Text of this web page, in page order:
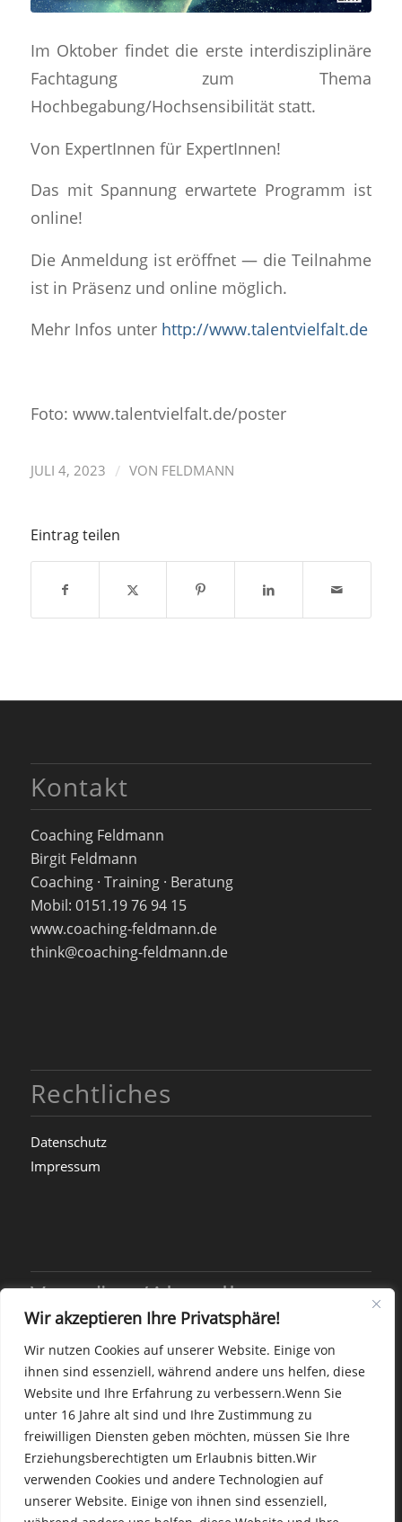
Wir akzeptieren Ihre Privatsphäre!
Wir nutzen Cookies auf unserer Website. Einige von
ihnen sind essenziell, während andere uns helfen, diese
Website und Ihre Erfahrung zu verbessern.Wenn Sie
unter 16 Jahre alt sind und Ihre Zustimmung zu
freiwilligen Diensten geben möchten, müssen Sie Ihre
Erziehungsberechtigten um Erlaubnis bitten.Wir
verwenden Cookies und andere Technologien auf
unserer Website. Einige von ihnen sind essenziell,
Im Oktober findet die erste interdisziplinäre
Fachtagung zum Thema
Hochbegabung/Hochsensibilität statt.
Von ExpertInnen für ExpertInnen!
Das mit Spannung erwartete Programm ist
online!
Die Anmeldung ist eröffnet — die Teilnahme
ist in Präsenz und online möglich.
Mehr Infos unter http://www.talentvielfalt.de
Foto: www.talentvielfalt.de/poster
JULI 4, 2023 / VON FELDMANN
Eintrag teilen
Kontakt
Coaching Feldmann
Birgit Feldmann
Coaching · Training · Beratung
Mobil: 0151.19 76 94 15
www.coaching-feldmann.de
think@coaching-feldmann.de
Rechtliches
Datenschutz
Impressum
Vorträge/Aktuelles
Coaching-Ausbildung mit Pferden gestartet
Oktober 16, 2025 - 10:11 p.m.
Neues Format seit Winter 24/25: „AndersSchlau
to Go“
Oktober 16, 2025 - 9:24 p.m.
Ab November starten wieder neue Andersschlau
Kurse: „AS for Beginners“
Oktober 16, 2025 - 9:01 p.m.